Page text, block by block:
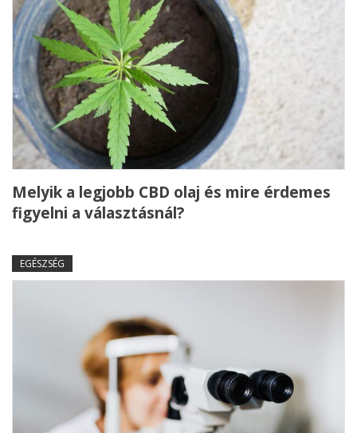
Melyik a legjobb CBD olaj és mire érdemes
figyelni a választásnál?
EGÉSZSÉG